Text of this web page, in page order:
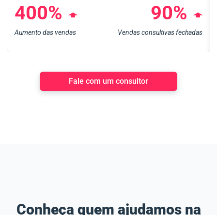
400% ➧
Aumento das vendas
90% ➧
Vendas consultivas fechadas
Fale com um consultor
Conheça quem ajudamos na